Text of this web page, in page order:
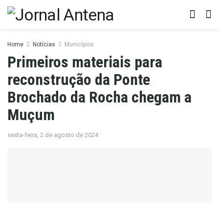
Home Notícias Municípios
Primeiros materiais para
reconstrução da Ponte
Brochado da Rocha chegam a
Muçum
sexta-feira, 2 de agosto de 2024